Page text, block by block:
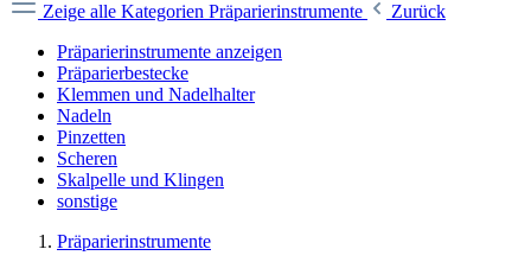
Zeige alle Kategorien Präparierinstrumente
Zurück
Präparierinstrumente anzeigen
Präparierbestecke
Klemmen und Nadelhalter
Nadeln
Pinzetten
Scheren
Skalpelle und Klingen
sonstige
Präparierinstrumente